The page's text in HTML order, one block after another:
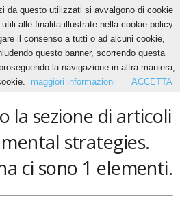
la sezione di articoli
strategies.
ci sono 1 elementi.
da questo utilizzati si avvalgono di cookie
alle finalita illustrate nella cookie policy.
il consenso a tutti o ad alcuni cookie,
questo banner, scorrendo questa
la navigazione in altra maniera,
maggiori informazioni ACCETTA